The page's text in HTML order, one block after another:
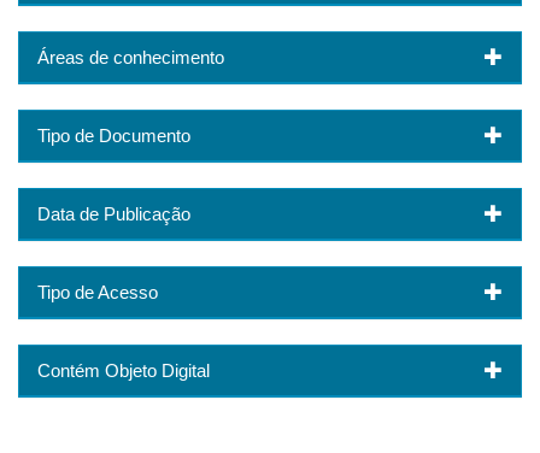
Áreas de conhecimento
Tipo de Documento
Data de Publicação
Tipo de Acesso
Contém Objeto Digital